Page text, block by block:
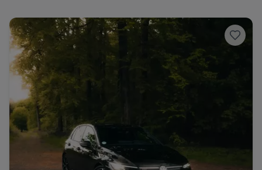
Ferrari
McLaren
Wann
Zeitraum wählen